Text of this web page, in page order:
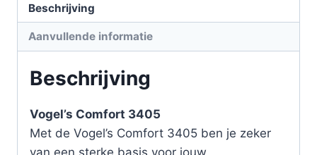
Beschrijving
Aanvullende informatie
Beschrijving
Vogel’s Comfort 3405
Met de Vogel’s Comfort 3405 ben je zeker
van een sterke basis voor jouw